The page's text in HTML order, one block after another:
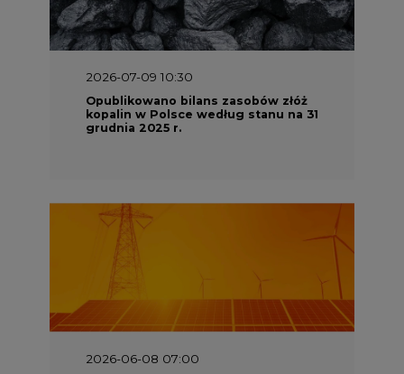
2026-07-09 10:30
Opublikowano bilans zasobów złóż
kopalin w Polsce według stanu na 31
grudnia 2025 r.
2026-06-08 07:00